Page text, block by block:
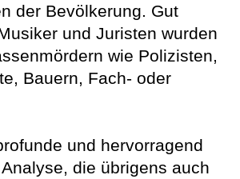
der Bevölkerung. Gut
und Juristen wurden
wie Polizisten,
Bauern, Fach- oder
und hervorragend
die übrigens auch